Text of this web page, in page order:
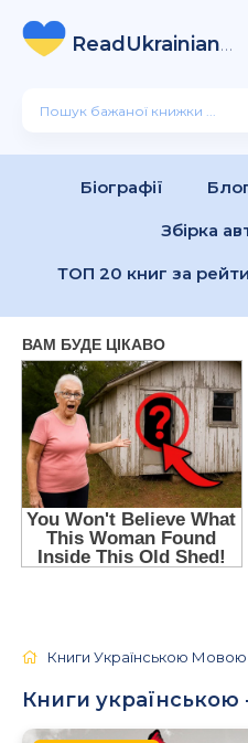
ReadUkrainian
Біографії
Збірка
ТОП 20 книг за
Книги Українською Мовою